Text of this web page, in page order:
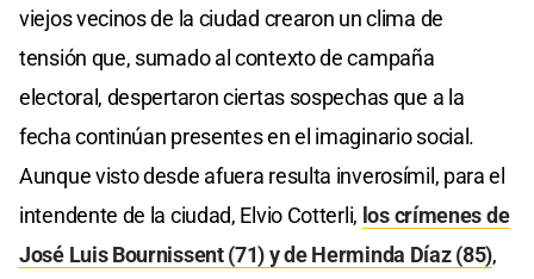
viejos vecinos de la ciudad crearon un clima de
tensión que, sumado al contexto de campaña
electoral, despertaron ciertas sospechas que a la
fecha continúan presentes en el imaginario social.
Aunque visto desde afuera resulta inverosímil, para el
intendente de la ciudad, Elvio Cotterli, los crímenes de
José Luis Bournissent (71) y de Herminda Díaz (85),